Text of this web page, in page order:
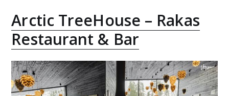
Arctic TreeHouse – Rakas
Restaurant & Bar